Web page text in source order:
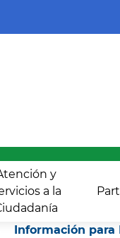
y
a la
Información para